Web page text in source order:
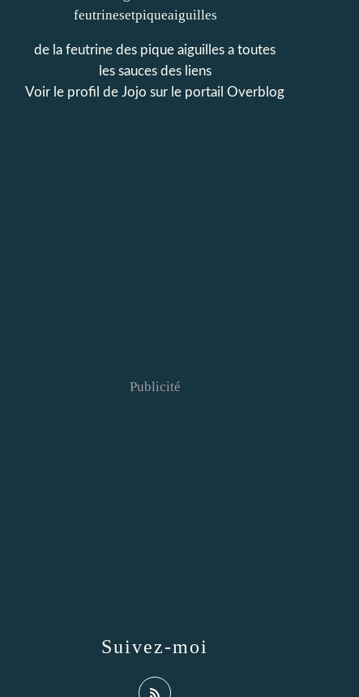
de la feutrine des pique aiguilles a toutes
les sauces des liens
Voir le profil de Jojo sur le portail Overblog
Suivez-moi
Publicité